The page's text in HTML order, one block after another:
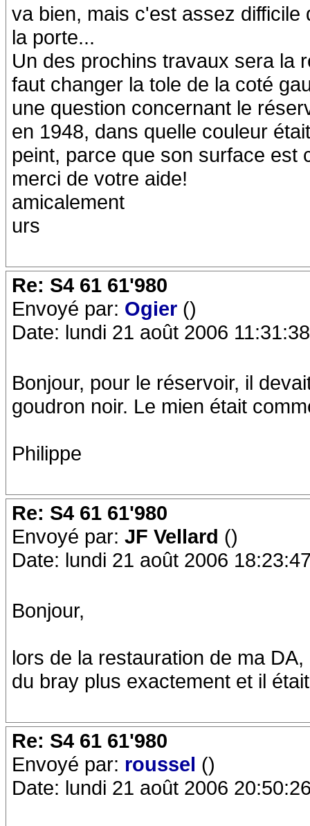
va bien, mais c'est assez
la porte...
Un des prochins travaux sera la
faut changer la tole de la coté
une question concernant le
en 1948, dans quelle couleur
peint, parce que son surface est
merci de votre aide!
amicalement
urs
Re: S4 61 61'980
Envoyé par: Ogier ()
Date: lundi 21 août 2006 11:31:38
Bonjour, pour le réservoir, il
goudron noir. Le mien était
Philippe
Re: S4 61 61'980
Envoyé par: JF Vellard ()
Date: lundi 21 août 2006
Bonjour,
lors de la restauration de ma
du bray plus exactement et il
Re: S4 61 61'980
Envoyé par: roussel ()
Date: lundi 21 août 2006